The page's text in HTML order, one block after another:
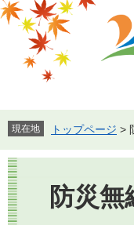
ペ
ー
す。
メ
ニ
し
て
本
文
へ
現在地 トップページ >
本
文
防災無